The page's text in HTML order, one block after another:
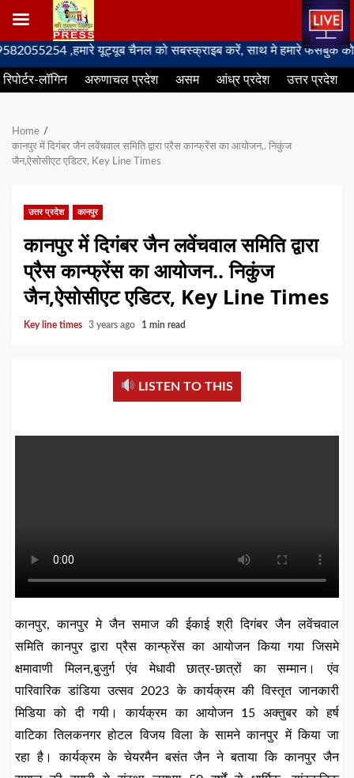
Skip
to
content
,हमारे यूट्यूब चैनल को सबस्क्राइब करें, साथ मे हमारे फेसबुक को
रिपोर्टर-लॉगिन अरुणाचल प्रदेश असम आंध्र प्रदेश उत्तर प्रदेश
Home
कानपुर में दिगंबर जैन लवेंचवाल समिति द्वारा प्रैस कान्फ्रेंस का आयोजन.. निकुंज
जैन,ऐसोसीएट एडिटर, Key Line Times
उत्तर प्रदेश कानपुर
कानपुर में दिगंबर जैन लवेंचवाल समिति द्वारा
प्रैस कान्फ्रेंस का आयोजन.. निकुंज
जैन,ऐसोसीएट एडिटर, Key Line Times
Key line times 3 years ago 1 min read
LISTEN TO THIS
कानपुर, कानपुर मे जैन समाज की ईकाई श्री दिगंबर जैन लवेंचवाल
समिति कानपुर द्वारा प्रैस कान्फ्रेंस का आयोजन किया गया जिसमे
क्षमावाणी मिलन,बुजुर्ग एंव मेधावी छात्र-छात्रों का सम्मान। एंव
पारिवारिक डांडिया उत्सव 2023 के कार्यक्रम की विस्तृत जानकारी
मिडिया को दी गयी। कार्यक्रम का आयोजन 15 अक्तुबर को हर्ष
वाटिका तिलकनगर होटल विजय विला के सामने कानपुर में किया जा
रहा है। कार्यक्रम के चेयरमैन बसंत जैन ने बताया कि कानपुर जैन